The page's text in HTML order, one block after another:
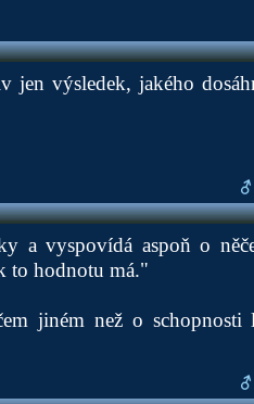
jen výsledek, jakého
a vyspovídá aspoň o
to hodnotu má."
jiném než o schopnosti